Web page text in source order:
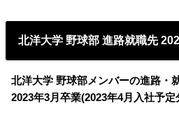
北洋大学 野球部 進路就職先
北洋大学 野球部メンバーの進路・
2023年3月卒業(2023年4月入社予定